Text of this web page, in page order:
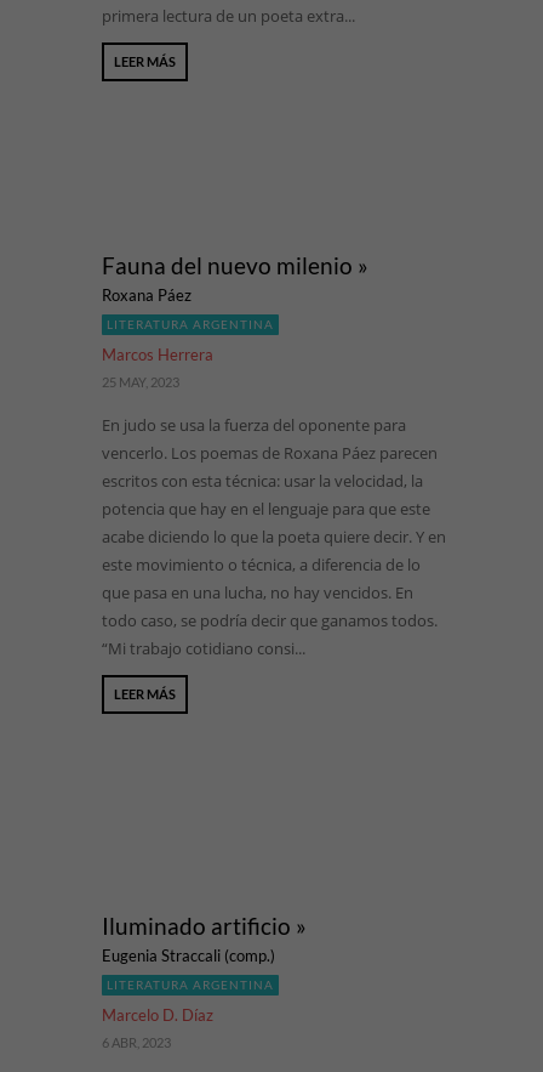
primera lectura de un poeta extra...
LEER MÁS
Fauna del nuevo milenio »
Roxana Páez
LITERATURA ARGENTINA
Marcos Herrera
25 MAY, 2023
En judo se usa la fuerza del oponente para
vencerlo. Los poemas de Roxana Páez parecen
escritos con esta técnica: usar la velocidad, la
potencia que hay en el lenguaje para que este
acabe diciendo lo que la poeta quiere decir. Y en
este movimiento o técnica, a diferencia de lo
que pasa en una lucha, no hay vencidos. En
todo caso, se podría decir que ganamos todos.
“Mi trabajo cotidiano consi...
LEER MÁS
Iluminado artificio »
Eugenia Straccali (comp.)
LITERATURA ARGENTINA
Marcelo D. Díaz
6 ABR, 2023